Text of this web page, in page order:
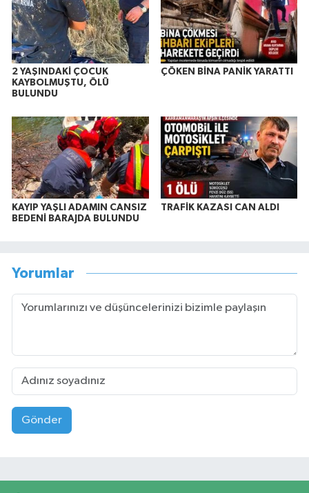
2 YAŞINDAKİ ÇOCUK
KAYBOLMUŞTU, ÖLÜ
BULUNDU
ÇÖKEN BİNA PANİK YARATTI
KAYIP YAŞLI ADAMIN CANSIZ
BEDENİ BARAJDA BULUNDU
TRAFİK KAZASI CAN ALDI
Yorumlar
Gönder